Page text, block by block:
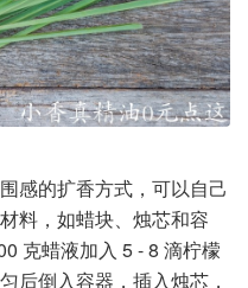
感的扩香方式，可以自己
料，如蜡块、烛芯和容
克蜡液加入 5 - 8 滴柠檬
后倒入容器，插入烛芯，